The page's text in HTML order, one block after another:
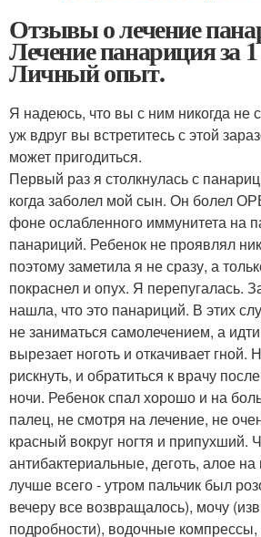
Отзывы о лечение
Лечение панариция за
Личный опыт.
Я надеюсь, что вы с ним никогда не
уж вдруг вы встретитесь с этой
может пригодиться.
Первый раз я столкнулась с
когда заболел мой сын. Он болел
фоне ослабленного иммунитета на
панариций. Ребенок не проявлял
поэтому заметила я не сразу, а
покраснел и опух. Я перепугалась.
нашла, что это панариций. В этих
не заниматься самолечением, а
вырезает ноготь и откачивает
рискнуть, и обратиться к врачу
ночи. Ребенок спал хорошо и на
палец, не смотря на лечение, не
красный вокруг ногтя и припухший.
антибактериальные, деготь, алое
лучше всего - утром пальчик был
вечеру все возвращалось), мочу
подробности), водочные